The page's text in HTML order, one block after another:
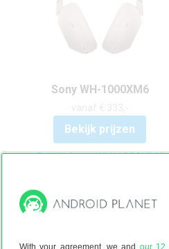
With your agreement, we and our 12
Sony WH-1000XM6
Bekijk prijzen
Bekijk Sony WH-1000XM6
Over-ear